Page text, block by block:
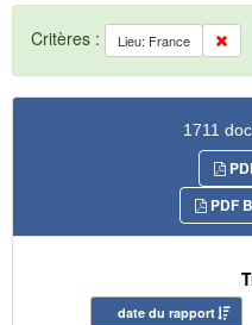
Critères : Lieu: France
1711
PDF
date du rapport